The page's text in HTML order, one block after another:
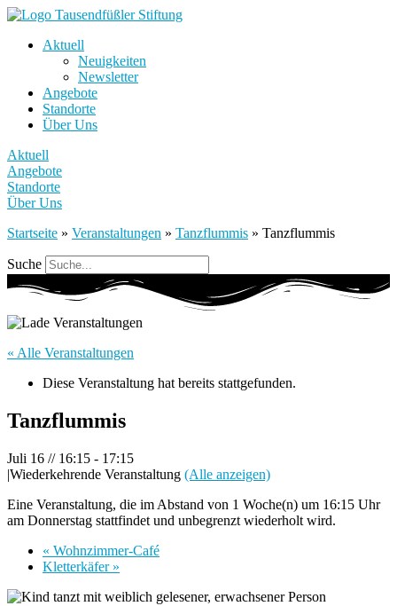
Aktuell
Neuigkeiten
Newsletter
Angebote
Standorte
Über Uns
Aktuell
Angebote
Standorte
Über Uns
Startseite » Veranstaltungen » Tanzflummis » Tanzflummis
Suche
« Alle Veranstaltungen
Diese Veranstaltung hat bereits stattgefunden.
Tanzflummis
Juli 16 // 16:15 - 17:15
|Wiederkehrende Veranstaltung (Alle anzeigen)
Eine Veranstaltung, die im Abstand von 1 Woche(n) um 16:15 Uhr
am Donnerstag stattfindet und unbegrenzt wiederholt wird.
« Wohnzimmer-Café
Kletterkäfer »